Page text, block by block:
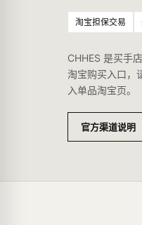
淘宝担保交易
CHHES 是买手
淘宝购买入口，
入单品淘宝页。
官方渠道说明